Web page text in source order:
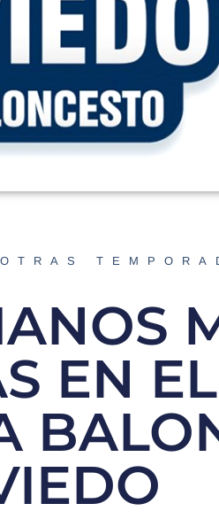
OTRAS
EN